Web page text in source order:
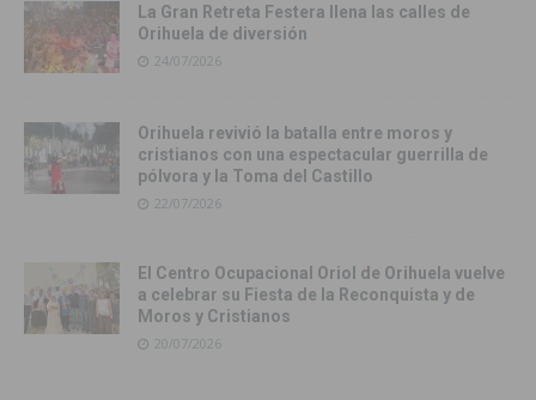
La Gran Retreta Festera llena las calles de
Orihuela de diversión
24/07/2026
Orihuela revivió la batalla entre moros y
cristianos con una espectacular guerrilla de
pólvora y la Toma del Castillo
22/07/2026
El Centro Ocupacional Oriol de Orihuela vuelve
a celebrar su Fiesta de la Reconquista y de
Moros y Cristianos
20/07/2026